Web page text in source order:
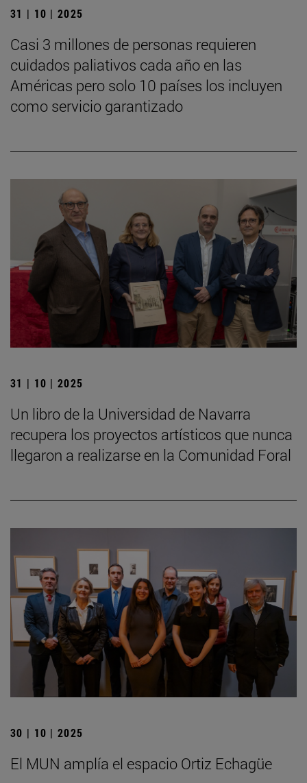
31 | 10 | 2025
Casi 3 millones de personas requieren
cuidados paliativos cada año en las
Américas pero solo 10 países los incluyen
como servicio garantizado
31 | 10 | 2025
Un libro de la Universidad de Navarra
recupera los proyectos artísticos que nunca
llegaron a realizarse en la Comunidad Foral
30 | 10 | 2025
El MUN amplía el espacio Ortiz Echagüe